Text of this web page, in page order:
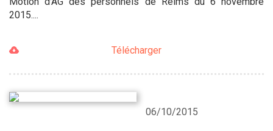
2015....
Télécharger
06/10/2015